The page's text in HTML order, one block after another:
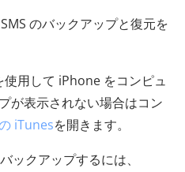
のバックアップと復元を
使用して iPhone をコンピュ
が表示されない場合はコン
iTunesを開きます。
ックアップするには、